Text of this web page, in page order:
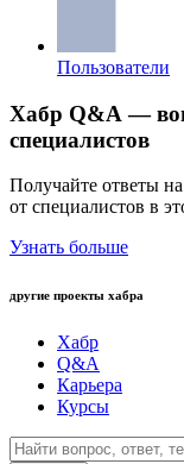
Пользователи
Хабр Q&A —
специалистов
Получайте ответы
от специалистов в
Узнать больше
другие проекты хабра
Хабр
Q&A
Карьера
Курсы